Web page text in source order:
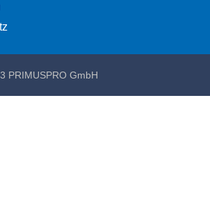
PRIMUSPRO GmbH